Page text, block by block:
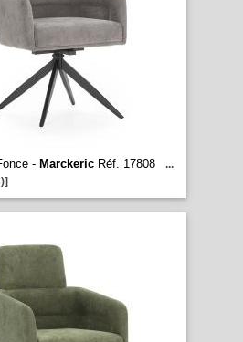
- MarckericRéf. 17808
...